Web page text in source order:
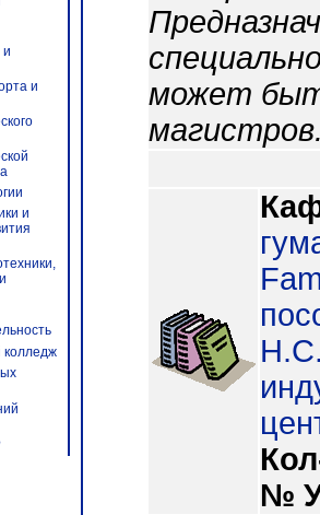
и
и
и
колледж
может
№